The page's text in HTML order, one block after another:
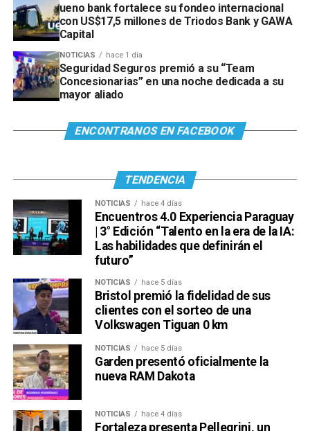
ueno bank fortalece su fondeo internacional
con US$17,5 millones de Triodos Bank y GAWA
Capital
NOTICIAS hace 1 día
Seguridad Seguros premió a su “Team
Concesionarias” en una noche dedicada a su
mayor aliado
ENCONTRANOS EN FACEBOOK
TENDENCIA
NOTICIAS hace 4 días
Encuentros 4.0 Experiencia Paraguay
| 3° Edición “Talento en la era de la IA:
Las habilidades que definirán el
futuro”
NOTICIAS hace 5 días
Bristol premió la fidelidad de sus
clientes con el sorteo de una
Volkswagen Tiguan 0 km
NOTICIAS hace 5 días
Garden presentó oficialmente la
nueva RAM Dakota
NOTICIAS hace 4 días
Fortaleza presenta Pellegrini, un